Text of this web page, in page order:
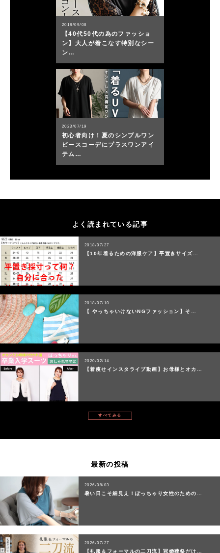
よく読まれている記事
2018/07/27
【10年着るための洋服ケア】平置きサイズ…
2018/07/10
【 やっちゃいけないNGファッション】そ…
2020/02/14
【着痩せインスタライブ動画】お母様とオカ…
すべてみる
最新の投稿
2026/08/03
暑い日こそ細見え！ぽっちゃり女性のための…
2026/07/27
【礼服＆フォーマルの二刀流】冠婚葬祭だけ…
2018/09/08
【40代50代の為のファッショ
ン】大人が着こなす特別なシー
ン…
2023/07/19
初心者向け！夏のシンプルワン
ピースコーデにプラスワンアイ
テム…